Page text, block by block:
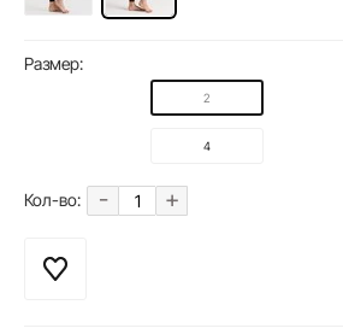
Размер:
2
4
Кол-во: - +